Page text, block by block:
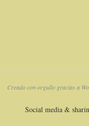
Creado con orgullo gracias a
Social media &